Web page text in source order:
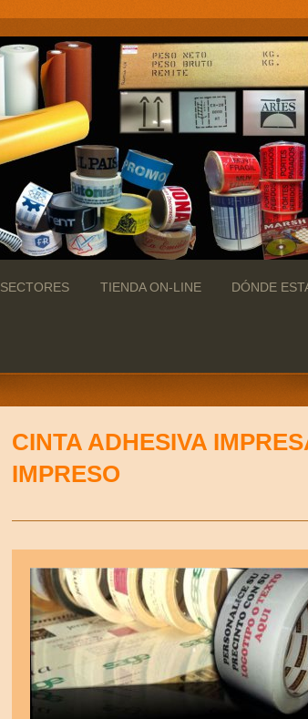
SECTORES TIENDA ON-LINE DÓNDE
CINTA ADHESIVA
IMPRESO